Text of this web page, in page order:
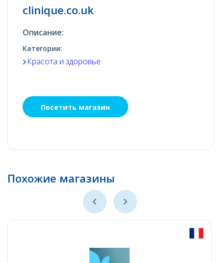
clinique.co.uk
Описание:
Категории:
Красота и здоровье
Посетить магазин
Похожие магазины